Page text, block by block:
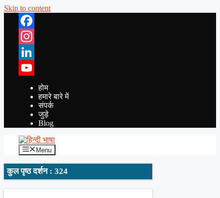
Skip to content
Facebook
Instagram
LinkedIn
YouTube
होम
हमारे बारे में
संपर्क
जुड़े
Blog
Menu
कुल पृष्ठ दर्शन : 324